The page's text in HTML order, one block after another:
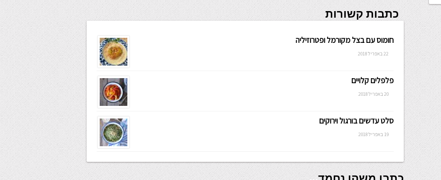
כתבות קשורות
חומוס עם בצל מקורמל ופטרוזיליה
22 באפריל 2018
פלפלים קלויים
20 באפריל 2018
סלט עדשים בורגול וירוקים
19 באפריל 2018